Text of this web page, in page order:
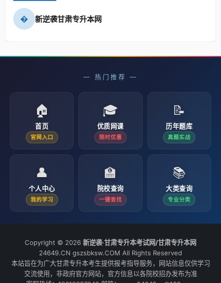
� 新逆袭甘肃专升本网
— 热门推荐 —
🏠
首页
官网入口
🎓
优质网课
限时优惠
📝
历年题库
真题实战
👤
个人中心
我的学习
🏫
院校查询
一键查找
📚
大类查询
专业分类
Copyright © 2026 新逆袭·甘肃专升本考试网/甘肃专升本网
24649.CN gszsbksw.COM All Rights Reserved
本站旨在为广大甘肃专升本考生提供报考指导服务，网站信息仅供学习
交流使用，非政府官方网站，官方信息以各院校招办发布为准